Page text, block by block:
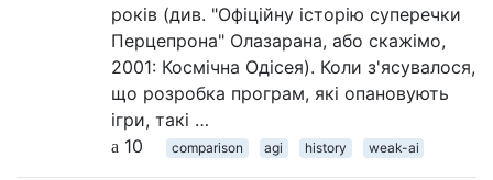
років (див. "Офіційну історію суперечки
Перцепрона" Олазарана, або скажімо,
2001: Космічна Одісея). Коли з'ясувалося,
що розробка програм, які опановують
ігри, такі …
10
comparison agi history weak-ai